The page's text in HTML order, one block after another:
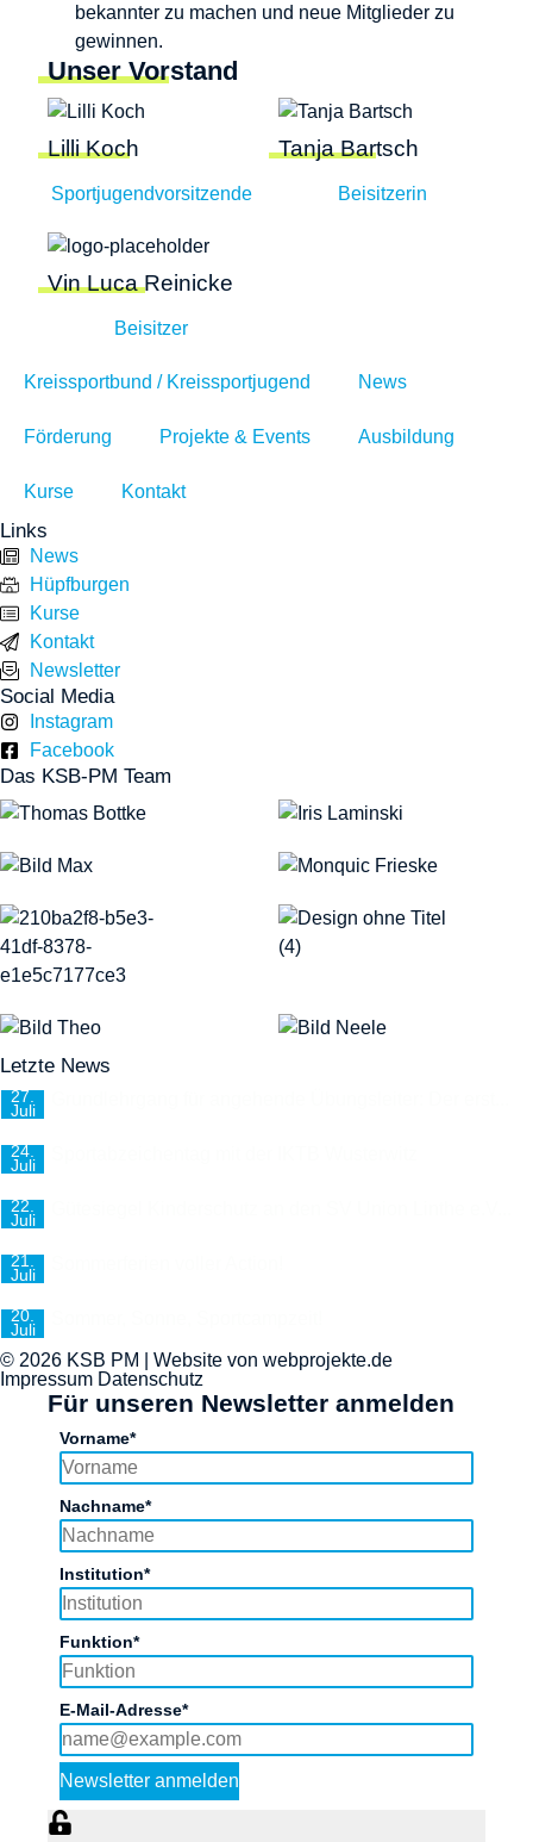
bekannter zu machen und neue Mitglieder zu
gewinnen.
Unser Vorstand
Lilli Koch
Sportjugendvorsitzende
Tanja Bartsch
Beisitzerin
Vin Luca Reinicke
Beisitzer
Kreissportbund / Kreissportjugend News
Förderung Projekte & Events Ausbildung
Kurse Kontakt
Links
News
Hüpfburgen
Kurse
Kontakt
Newsletter
Social Media
Instagram
Facebook
Das KSB-PM Team
Letzte News
27.
Juli
24.
Juli
22.
Juli
21.
Juli
20.
Juli
© 2026 KSB PM | Website von webprojekte.de
Impressum Datenschutz
Für unseren Newsletter anmelden
Vorname*
Nachname*
Institution*
Funktion*
E-Mail-Adresse*
Newsletter anmelden